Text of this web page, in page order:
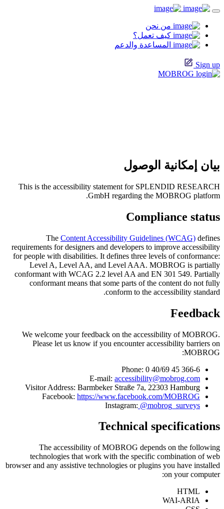
من نحن
كيف تعمل؟
المساعدة والدعم
Sign up
بيان إمكانية الوصول
This is the accessibility statement for SPLENDID RESEARCH
GmbH regarding the MOBROG platform.
Compliance status
The Content Accessibility Guidelines (WCAG) defines
requirements for designers and developers to improve accessibility
for people with disabilities. It defines three levels of conformance:
Level A, Level AA, and Level AAA. MOBROG is partially
conformant with WCAG 2.2 level AA and EN 301 549. Partially
conformant means that some parts of the content do not fully
conform to the accessibility standard.
Feedback
We welcome your feedback on the accessibility of MOBROG.
Please let us know if you encounter accessibility barriers on
MOBROG:
Phone: 0 40/69 45 366-6
E-mail: accessibility@mobrog.com
Visitor Address: Barmbeker Straße 7a, 22303 Hamburg
Facebook: https://www.facebook.com/MOBROG
Instagram: @mobrog_surveys
Technical specifications
The accessibility of MOBROG depends on the following
technologies that work with the specific combination of web
browser and any assistive technologies or plugins you have installed
on your computer:
HTML
WAI-ARIA